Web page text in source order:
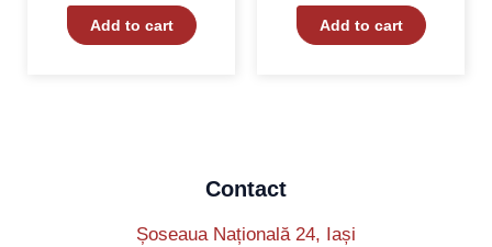
Add to cart Add to cart
Contact
Șoseaua Națională 24, Iași